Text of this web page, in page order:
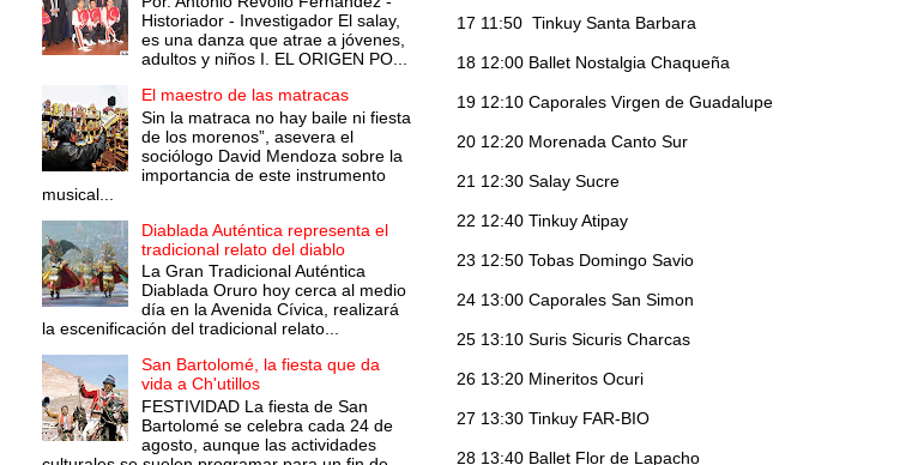
17 11:50 Tinkuy Santa Barbara
18 12:00 Ballet Nostalgia Chaqueña
19 12:10 Caporales Virgen de Guadalupe
20 12:20 Morenada Canto Sur
21 12:30 Salay Sucre
22 12:40 Tinkuy Atipay
23 12:50 Tobas Domingo Savio
24 13:00 Caporales San Simon
25 13:10 Suris Sicuris Charcas
26 13:20 Mineritos Ocuri
27 13:30 Tinkuy FAR-BIO
28 13:40 Ballet Flor de Lapacho
Historiador - Investigador El salay,
es una danza que atrae a jóvenes,
adultos y niños I. EL ORIGEN PO...
El maestro de las matracas
Sin la matraca no hay baile ni fiesta
de los morenos”, asevera el
sociólogo David Mendoza sobre la
importancia de este instrumento
musical...
Diablada Auténtica representa el
tradicional relato del diablo
La Gran Tradicional Auténtica
Diablada Oruro hoy cerca al medio
día en la Avenida Cívica, realizará
la escenificación del tradicional relato...
San Bartolomé, la fiesta que da
vida a Ch'utillos
FESTIVIDAD La fiesta de San
Bartolomé se celebra cada 24 de
agosto, aunque las actividades